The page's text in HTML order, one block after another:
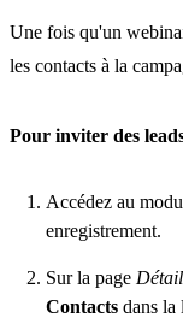
Une fois qu'un
les contacts à la
Pour inviter des
Accédez au
enregistrement.
Sur la page
Contacts dans la